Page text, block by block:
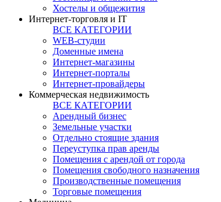
Хостелы и общежития
Интернет-торговля и IT
ВСЕ КАТЕГОРИИ
WEB-студии
Доменные имена
Интернет-магазины
Интернет-порталы
Интернет-провайдеры
Коммерческая недвижимость
ВСЕ КАТЕГОРИИ
Арендный бизнес
Земельные участки
Отдельно стоящие здания
Переуступка прав аренды
Помещения с арендой от города
Помещения свободного назначения
Производственные помещения
Торговые помещения